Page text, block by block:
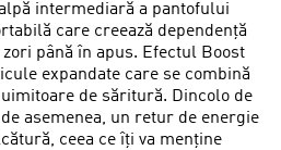
intermediară a pantofului
care creează dependență
până în apus. Efectul Boost
expandate care se combină
de săritură. Dincolo de
asemenea, un retur de energie
ceea ce îți va menține